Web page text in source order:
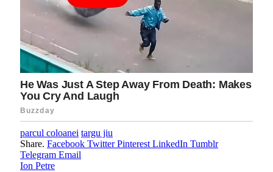
parcul coloanei targu jiu
Share. Facebook Twitter Pinterest LinkedIn Tumblr
Telegram Email
Ion Petre